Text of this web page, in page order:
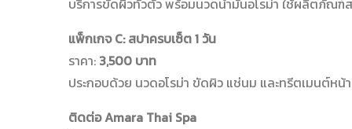
บริการขัดผิวทั่วตัว พร้อมนวดน้ำมันอโรม่า ใช้ผลิตภัณฑ์
แพ็กเกจ C: สปาครบเซ็ต 1 วัน
ราคา: 3,500 บาท
ประกอบด้วย นวดอโรม่า ขัดผิว แช่นม และทรีตเมนต์หน้
ติดต่อ Amara Thai Spa